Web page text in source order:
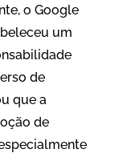
o Google
um
de
que a
de